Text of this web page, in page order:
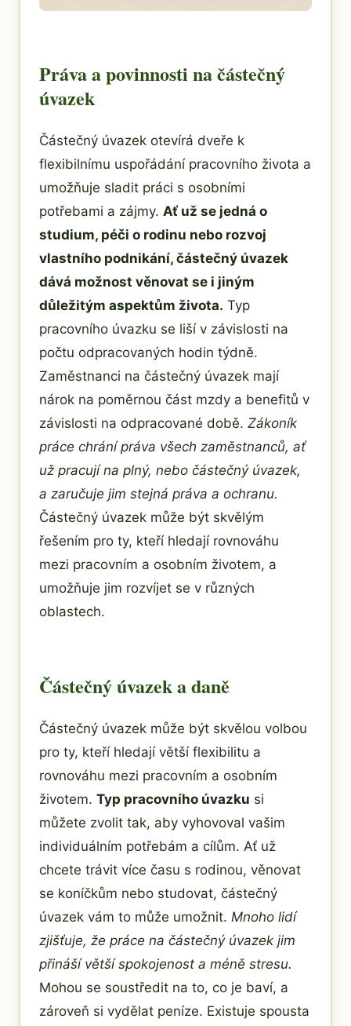
Práva a povinnosti na částečný
úvazek
Částečný úvazek otevírá dveře k
flexibilnímu uspořádání pracovního života a
umožňuje sladit práci s osobními
potřebami a zájmy. Ať už se jedná o
studium, péči o rodinu nebo rozvoj
vlastního podnikání, částečný úvazek
dává možnost věnovat se i jiným
důležitým aspektům života. Typ
pracovního úvazku se liší v závislosti na
počtu odpracovaných hodin týdně.
Zaměstnanci na částečný úvazek mají
nárok na poměrnou část mzdy a benefitů v
závislosti na odpracované době. Zákoník
práce chrání práva všech zaměstnanců, ať
už pracují na plný, nebo částečný úvazek,
a zaručuje jim stejná práva a ochranu.
Částečný úvazek může být skvělým
řešením pro ty, kteří hledají rovnováhu
mezi pracovním a osobním životem, a
umožňuje jim rozvíjet se v různých
oblastech.
Částečný úvazek a daně
Částečný úvazek může být skvělou volbou
pro ty, kteří hledají větší flexibilitu a
rovnováhu mezi pracovním a osobním
životem. Typ pracovního úvazku si
můžete zvolit tak, aby vyhovoval vašim
individuálním potřebám a cílům. Ať už
chcete trávit více času s rodinou, věnovat
se koníčkům nebo studovat, částečný
úvazek vám to může umožnit. Mnoho lidí
zjišťuje, že práce na částečný úvazek jim
přináší větší spokojenost a méně stresu.
Mohou se soustředit na to, co je baví, a
zároveň si vydělat peníze. Existuje spousta